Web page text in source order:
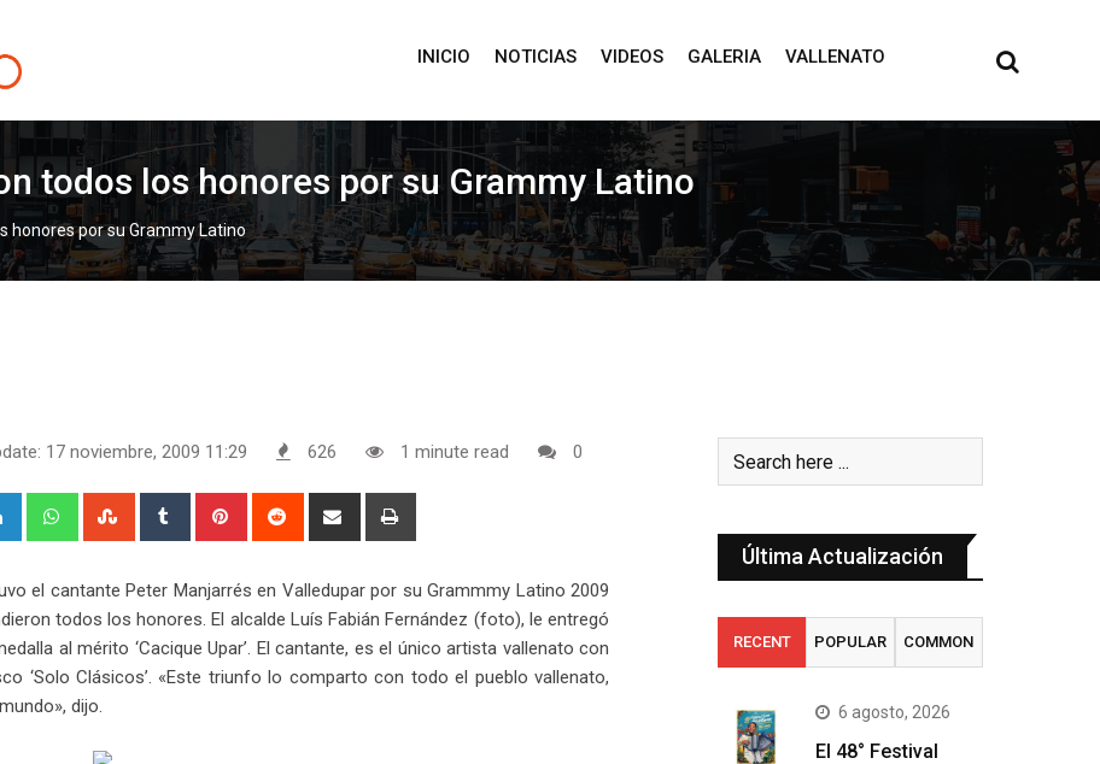
INICIO NOTICIAS VIDEOS GALERIA VALLENATO
todos los honores por su Grammy Latino
honores por su Grammy Latino
17 noviembre, 2009 11:29 626 1 minute read 0
LinkedIn WhatsappStumbleUpon
Tumblr Pinterest Reddit
Share
el cantante Peter Manjarrés en Valledupar por su Grammmy Latino 2009
todos los honores. El alcalde Luís Fabián Fernández (foto), le entregó
al mérito ‘Cacique Upar’. El cantante, es el único artista vallenato con
‘Solo Clásicos’. «Este triunfo lo comparto con todo el pueblo vallenato,
dijo.
Última Actualización
RECENT POPULAR COMMON
6 agosto, 2026
El 48° Festival